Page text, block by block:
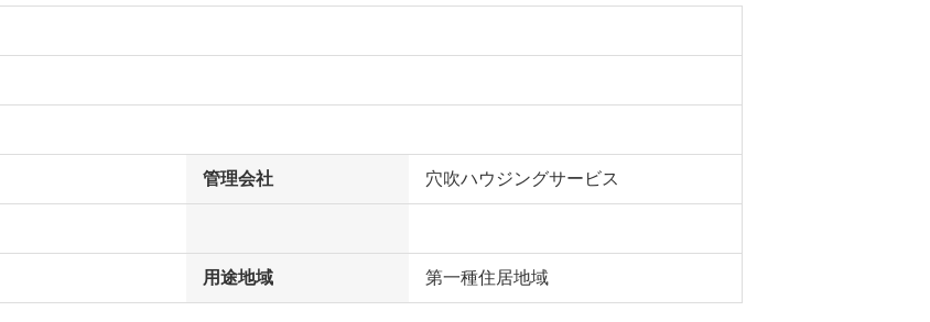
管理会社 穴吹ハウジングサービス
用途地域 第一種住居地域